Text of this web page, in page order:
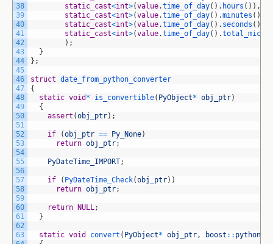
38
39
40
41
42
43
44
45
46
47
48
49
50
51
52
53
54
55
56
57
58
59
60
61
62
63
static_cast<int>(value.time_of_day( ) . hours ( ) ) ,
static_cast<int>(value.time_of_day( ) .minutes ( )
static_cast<int>(value.time_of_day( ) . seconds ( )
static_cast<int>(value.time_of_day( ) .
) ;
}
} ;
struct date_from_python_converter
{
static void * is_convertible( PyObject* obj_ptr)
{
assert (obj_ptr) ;
if (obj_ptr == Py_None)
return obj_ptr;
PyDateTime_IMPORT;
if ( PyDateTime_Check(obj_ptr) )
return obj_ptr;
return NULL;
}
static void convert ( PyObject* obj_ptr, boost :: python